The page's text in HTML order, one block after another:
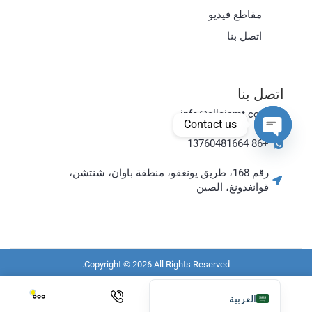
مقاطع فيديو
اتصل بنا
اتصل بنا
info@allaismt.com
+86 13760481664
رقم 168، طريق يونغفو، منطقة باوان، شنتشن،
قوانغدونغ، الصين
Copyright © 2026 All Rights Reserved.
جهاز تصوير الأشعة السينية للوحات الدوائر المطبوعة
عداد الأشعة السينية
العربية
English
Español
Deutsch
Polski
ไทย
Tiếng Việt
한국어
日本語
Contact us
Open chaty